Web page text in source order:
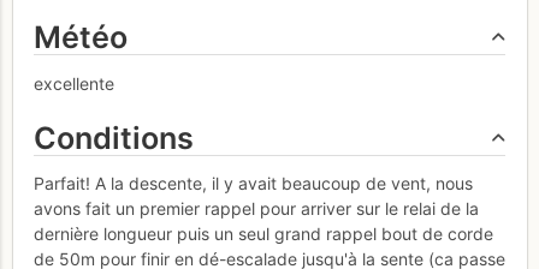
Météo
excellente
Conditions
Parfait! A la descente, il y avait beaucoup de vent, nous
avons fait un premier rappel pour arriver sur le relai de la
dernière longueur puis un seul grand rappel bout de corde
de 50m pour finir en dé-escalade jusqu'à la sente (ca passe